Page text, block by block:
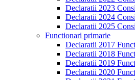
Declaratii 2023
Declaratii 2024
Declaratii 2025
Functionari primarie
Declaratii 2017
Declaratii 2018
Declaratii 2019
Declaratii 2020